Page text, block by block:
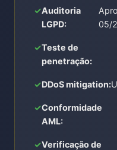
Auditoria
LGPD:
05/
Teste de
penetração:
DDoS mitigation:
Conformidade
AML:
Verificação de